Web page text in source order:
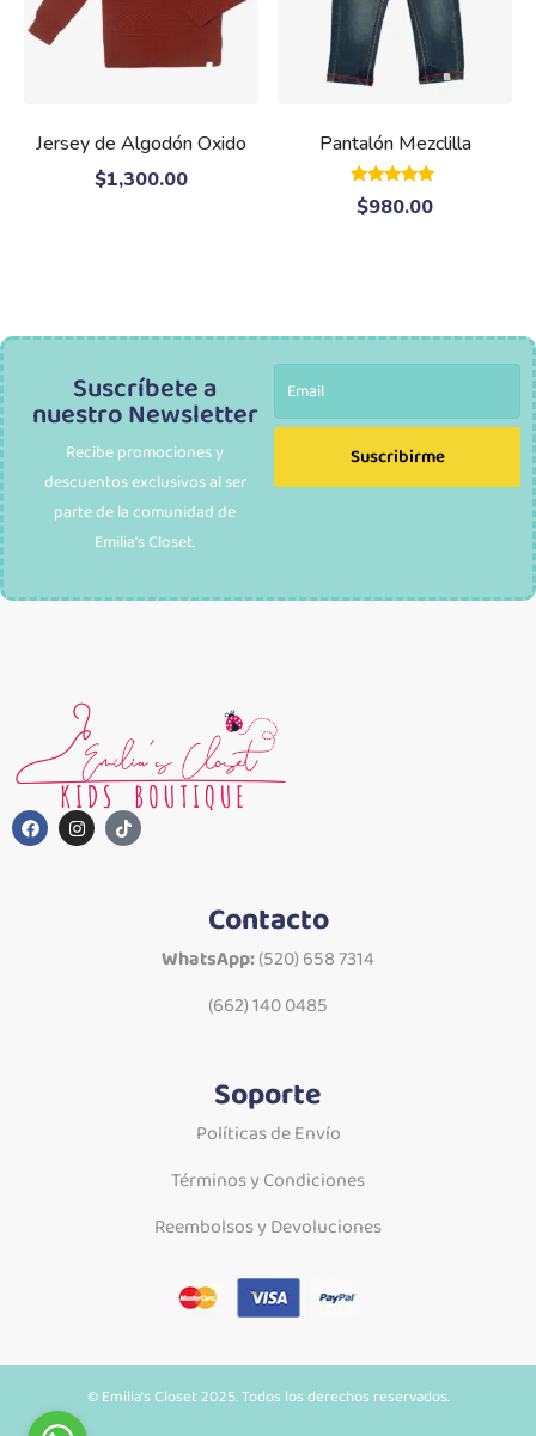
Jersey de Algodón Oxido
$1,300.00
Pantalón Mezclilla
Valorado
con
$980.00
Suscríbete a
nuestro Newsletter
Recibe promociones y
descuentos exclusivos al ser
parte de la comunidad de
Emilia's Closet.
Suscribirme
Contacto
WhatsApp:(520) 658 7314
(662) 140 0485
Soporte
Políticas de Envío
Términos y Condiciones
Reembolsos y Devoluciones
© Emilia's Closet 2025. Todos los derechos reservados.